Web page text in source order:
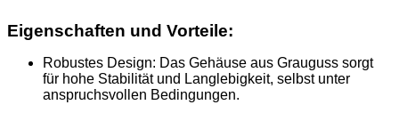
Eigenschaften und Vorteile:
Robustes Design: Das Gehäuse aus Grauguss sorgt
für hohe Stabilität und Langlebigkeit, selbst unter
anspruchsvollen Bedingungen.